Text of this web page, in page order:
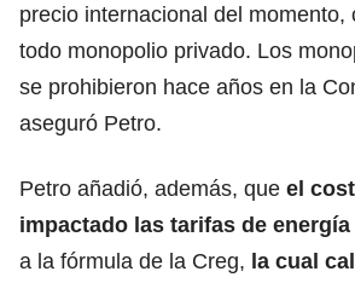
precio internacional del momento,
todo monopolio privado. Los
se prohibieron hace años en la
aseguró Petro.
Petro añadió, además, que el
impactado las tarifas de
a la fórmula de la Creg, la cual